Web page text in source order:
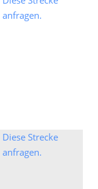
anfragen.
Diese Strecke
anfragen.